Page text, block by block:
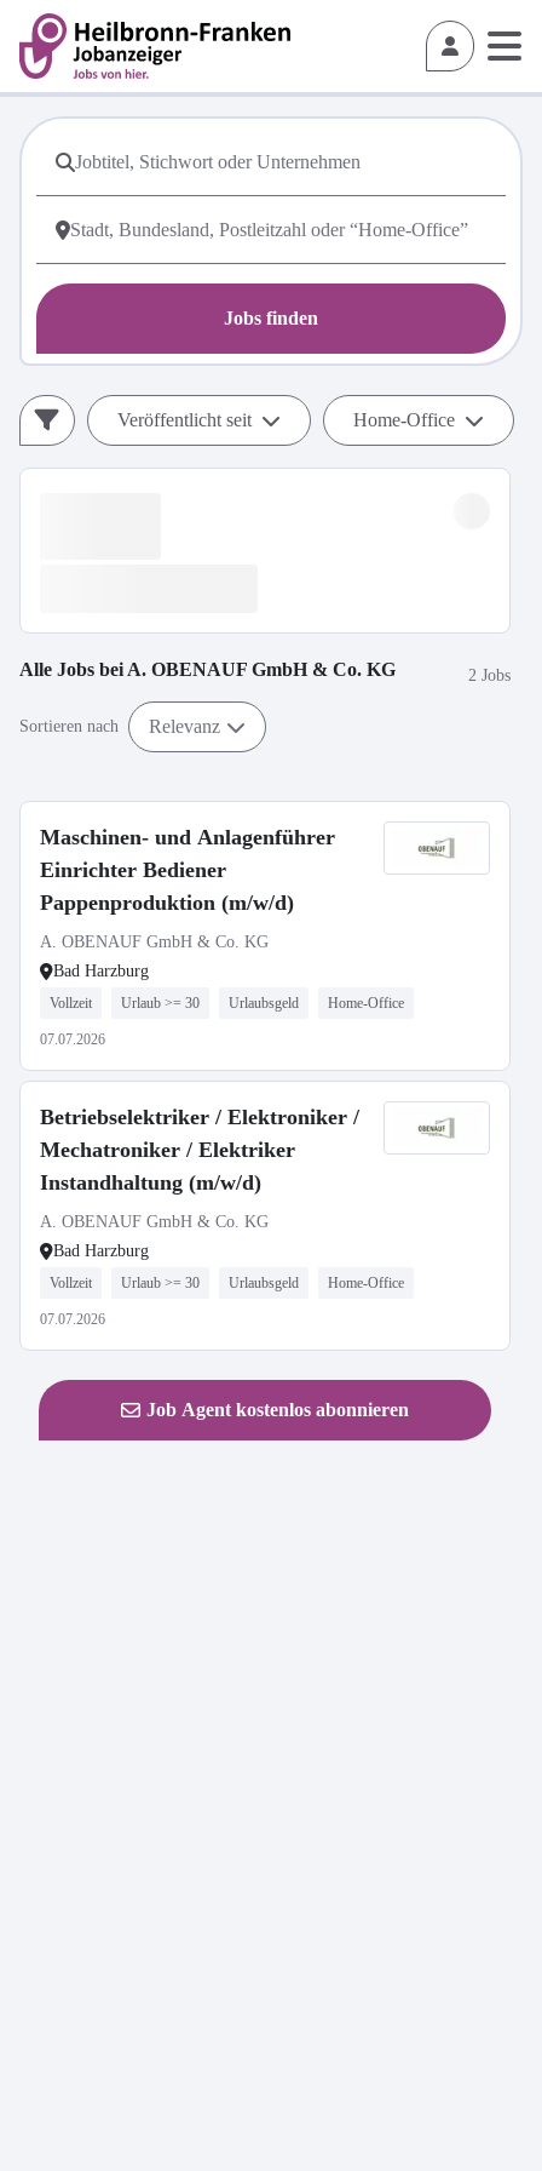
Jobs finden
Veröffentlicht seit Home-Office
Alle Jobs bei A. OBENAUF GmbH & Co. KG 2 Jobs
Sortieren nach Relevanz
Maschinen- und Anlagenführer
Einrichter Bediener
Pappenproduktion (m/w/d)
A. OBENAUF GmbH & Co. KG
Bad Harzburg
Vollzeit Urlaub >= 30 Urlaubsgeld Home-Office
07.07.2026
Betriebselektriker / Elektroniker /
Mechatroniker / Elektriker
Instandhaltung (m/w/d)
A. OBENAUF GmbH & Co. KG
Bad Harzburg
Vollzeit Urlaub >= 30 Urlaubsgeld Home-Office
07.07.2026
Job Agent kostenlos abonnieren